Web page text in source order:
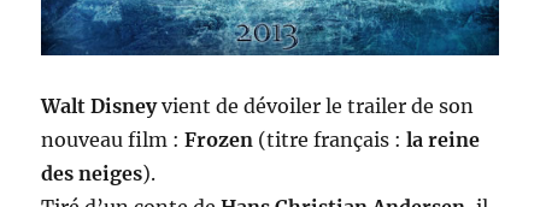
Walt Disneyvient de dévoiler le trailer de son
nouveau film :Frozen (titre français :la reine
des neiges).